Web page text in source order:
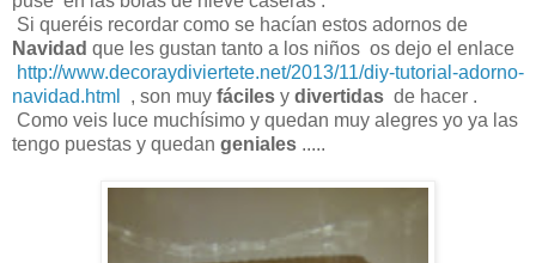
Si queréis recordar como se hacían estos adornos de
Navidad que les gustan tanto a los niños os dejo el enlace
http://www.decoraydiviertete.net/2013/11/diy-tutorial-adorno-
navidad.html
, son muy fáciles y divertidas de hacer .
Como veis luce muchísimo y quedan muy alegres yo ya las
tengo puestas y quedan geniales .....